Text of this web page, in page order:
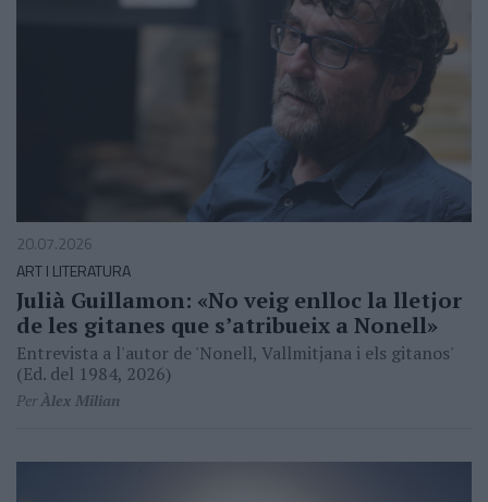
20.07.2026
ART I LITERATURA
Julià Guillamon: «No veig enlloc la lletjor
de les gitanes que s’atribueix a Nonell»
Entrevista a l'autor de 'Nonell, Vallmitjana i els gitanos'
(Ed. del 1984, 2026)
PerÀlex Milian